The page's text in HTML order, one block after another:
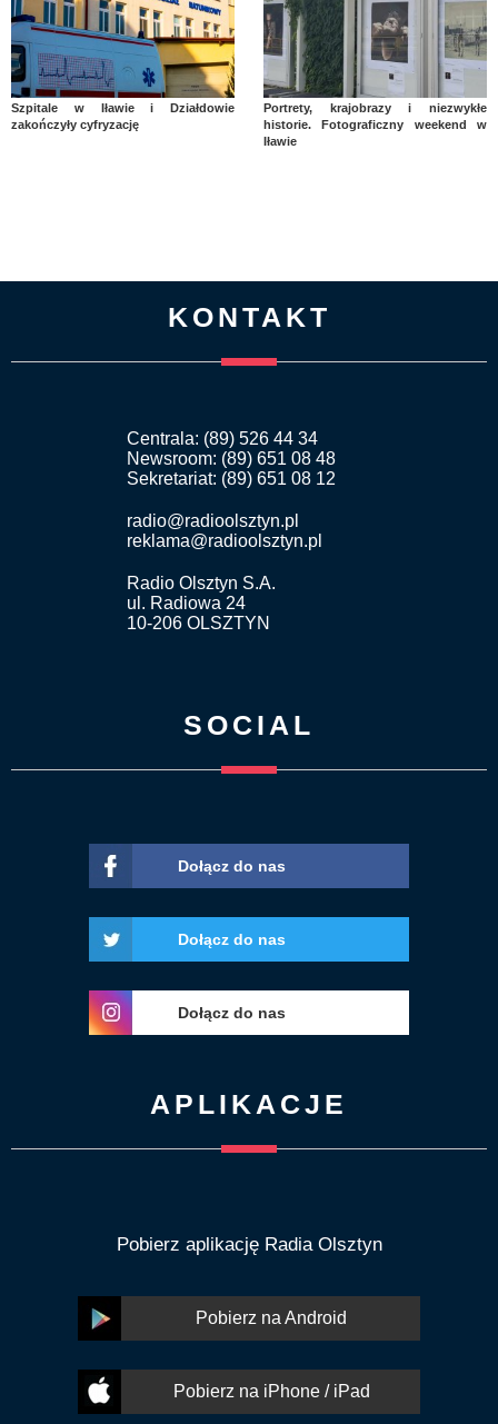
Szpitale w Iławie i Działdowie
zakończyły cyfryzację
Portrety, krajobrazy i niezwykłe
historie. Fotograficzny weekend w
Iławie
KONTAKT
Centrala: (89) 526 44 34
Newsroom: (89) 651 08 48
Sekretariat: (89) 651 08 12
radio@radioolsztyn.pl
reklama@radioolsztyn.pl
Radio Olsztyn S.A.
ul. Radiowa 24
10-206 OLSZTYN
SOCIAL
Dołącz do nas
Dołącz do nas
Dołącz do nas
APLIKACJE
Pobierz aplikację Radia Olsztyn
Pobierz na Android
Pobierz na iPhone / iPad